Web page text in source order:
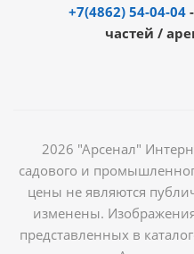
+7(4862) 54-04-04
частей /
2026 "Арсенал"
садового и
цены не являются
изменены.
представленных в